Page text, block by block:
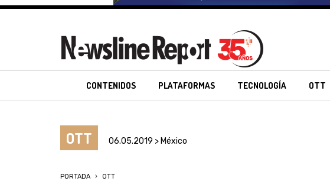
CONTENIDOS PLATAFORMAS TECNOLOGÍA OTT
OTT 06.05.2019 > México
PORTADA OTT